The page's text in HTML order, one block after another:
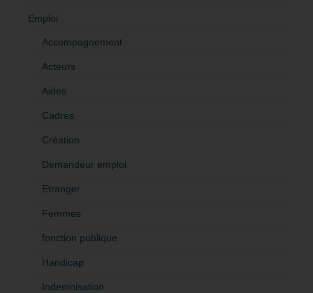
Emploi
Accompagnement
Acteurs
Aides
Cadres
Création
Demandeur emploi
Etranger
Femmes
fonction publique
Handicap
Indemnisation